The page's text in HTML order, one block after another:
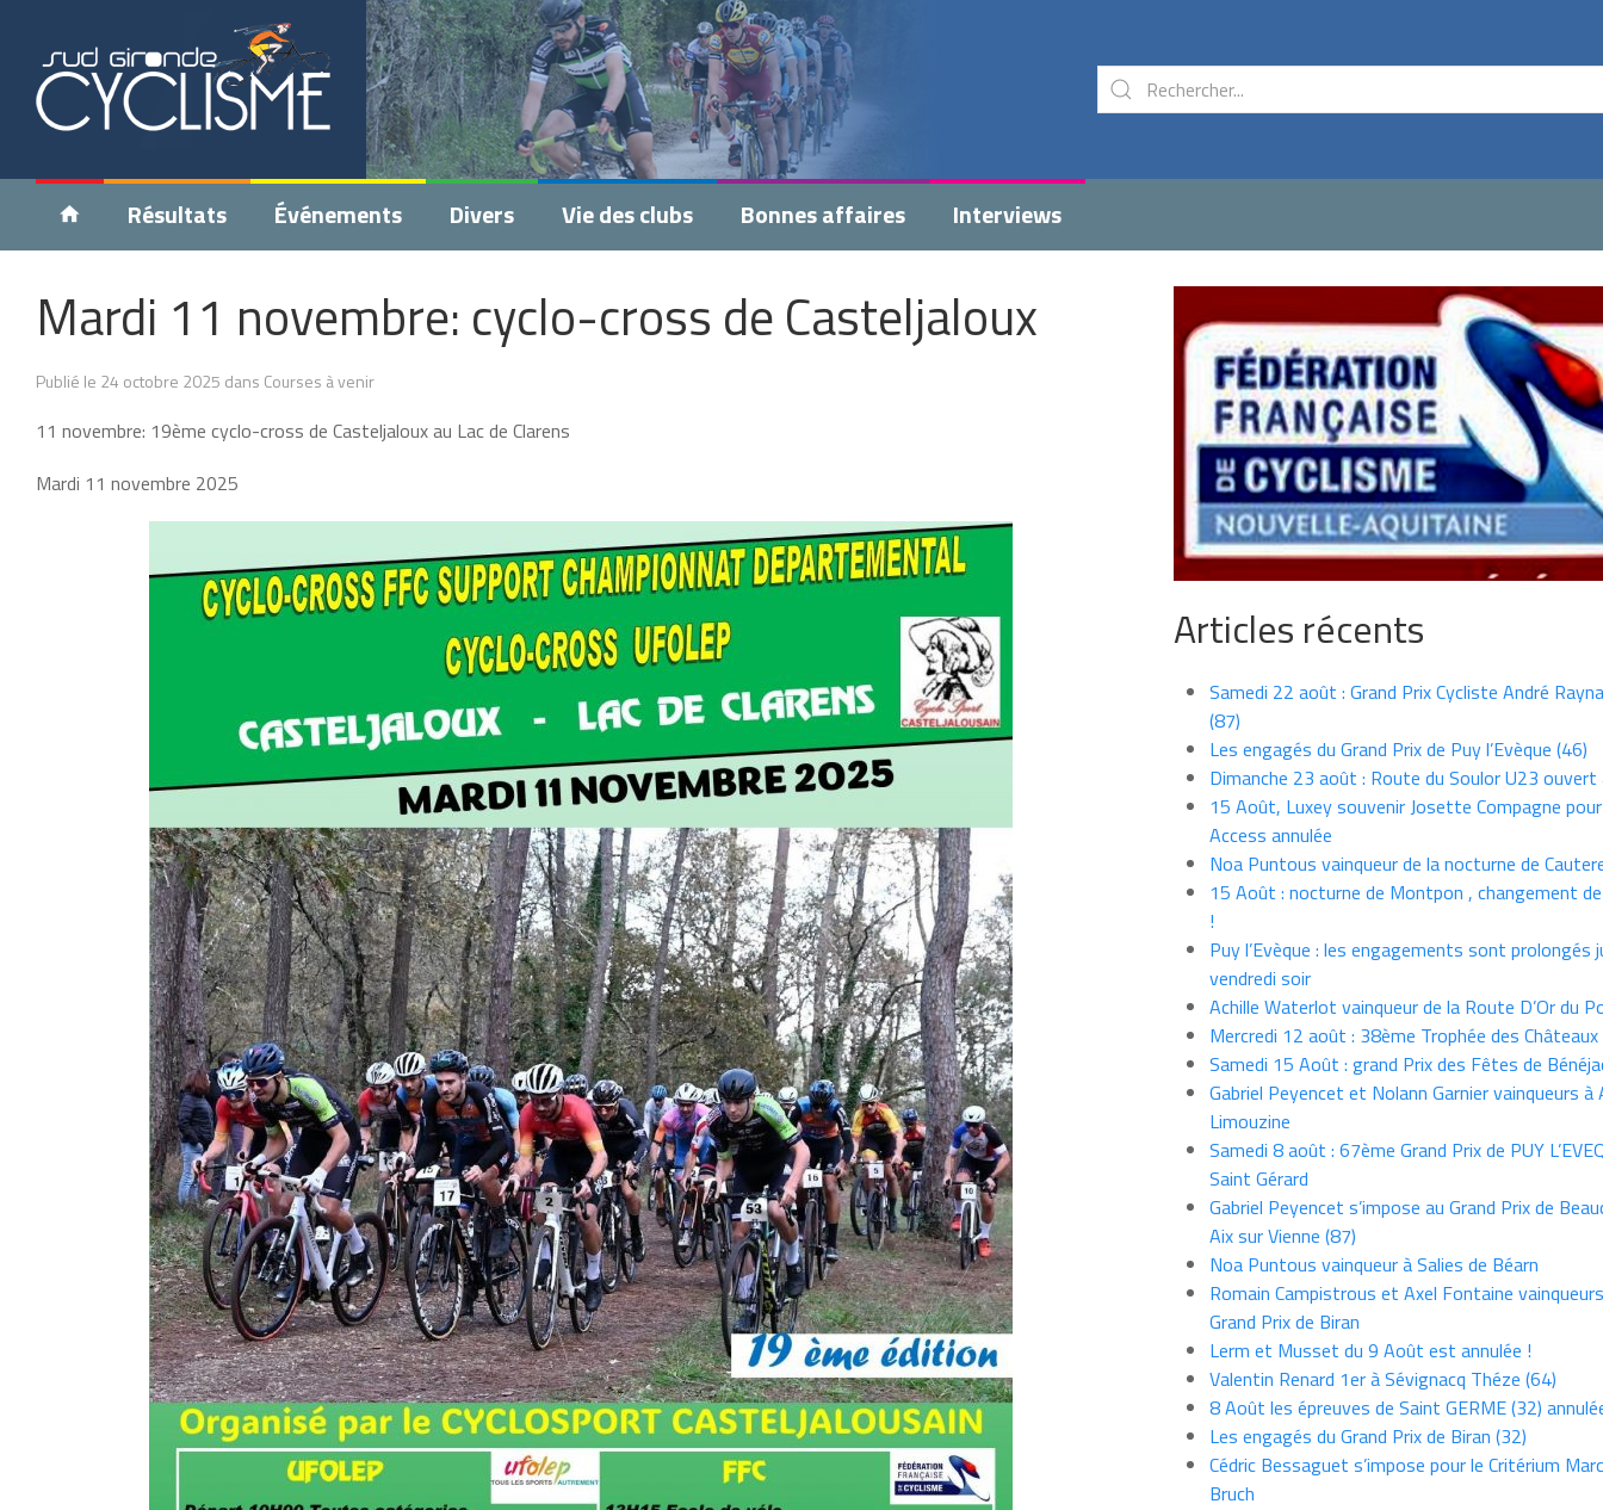
Résultats Événements Divers Vie des clubs Bonnes affaires Interviews
Mardi 11 novembre: cyclo-cross de Casteljaloux
Publié le 24 octobre 2025 dans Courses à venir
11 novembre: 19ème cyclo-cross de Casteljaloux au Lac de Clarens
Mardi 11 novembre 2025
Articles récents
Samedi 22 août : Grand Prix Cycliste André
(87)
Les engagés du Grand Prix de Puy l’Evèque (46)
Dimanche 23 août : Route du Soulor U23 ouvert
15 Août, Luxey souvenir Josette Compagne
Access annulée
Noa Puntous vainqueur de la nocturne de
15 Août : nocturne de Montpon , changement
!
Puy l’Evèque : les engagements sont prolongés
vendredi soir
Achille Waterlot vainqueur de la Route D’Or du
Mercredi 12 août : 38ème Trophée des Châteaux
Samedi 15 Août : grand Prix des Fêtes de
Gabriel Peyencet et Nolann Garnier vainqueurs à
Limouzine
Samedi 8 août : 67ème Grand Prix de PUY
Saint Gérard
Gabriel Peyencet s’impose au Grand Prix de
Aix sur Vienne (87)
Noa Puntous vainqueur à Salies de Béarn
Romain Campistrous et Axel Fontaine
Grand Prix de Biran
Lerm et Musset du 9 Août est annulée !
Valentin Renard 1er à Sévignacq Théze (64)
8 Août les épreuves de Saint GERME (32)
Les engagés du Grand Prix de Biran (32)
Cédric Bessaguet s’impose pour le Critérium
Bruch